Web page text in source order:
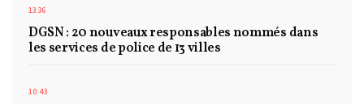
13:36
DGSN : 20 nouveaux responsables nommés dans
les services de police de 13 villes
10:43